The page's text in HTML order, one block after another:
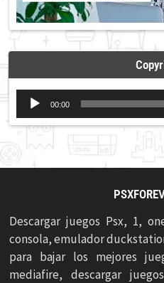
Reproductor
de
audio
00:00
Descargar juegos Psx, 1,
consola, emulador
para bajar los mejores
mediafire, descargar